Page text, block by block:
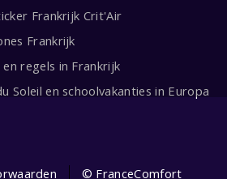
Frankrijk Crit'Air
Frankrijk
regels in Frankrijk
Soleil en schoolvakanties in Europa
© FranceComfort